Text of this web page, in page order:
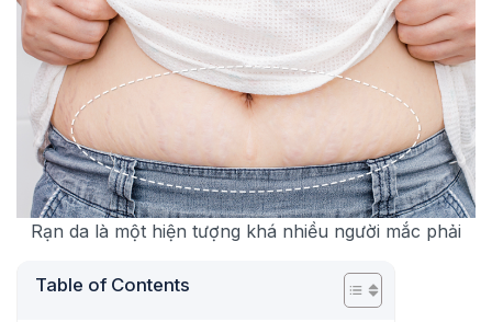
Rạn da là một hiện tượng khá nhiều người mắc phải
Table of Contents